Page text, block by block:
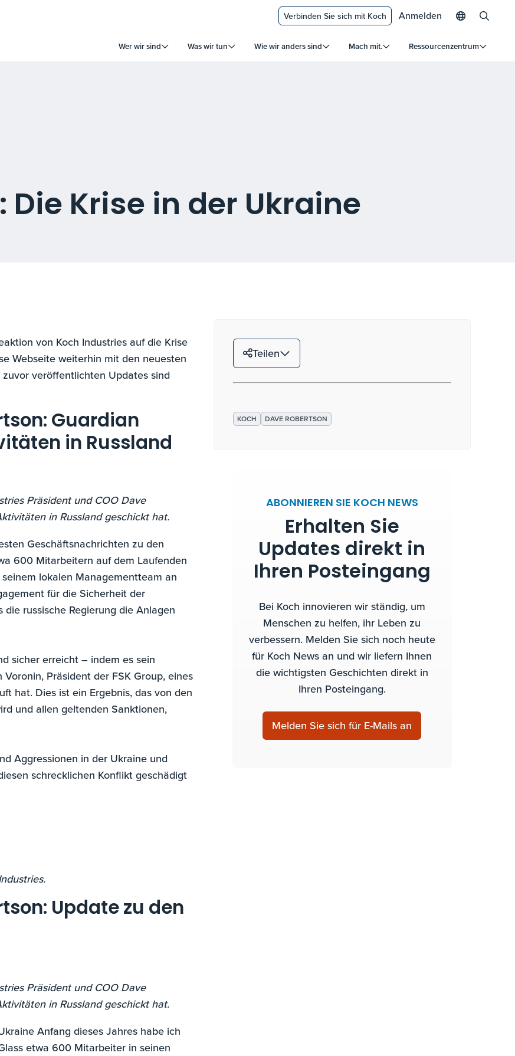
Wer wir sind Was wir tun Wie wir anders sind Mach mit. Ressourcenzentrum
Verbinden Sie sich mit Koch Anmelden
Krise in der Ukraine
von Koch Industries auf die Krise
Webseite weiterhin mit den neuesten
veröffentlichten Updates sind
Guardian
in Russland
Präsident und COO Dave
in Russland geschickt hat.
Geschäftsnachrichten zu den
600 Mitarbeitern auf dem Laufenden
lokalen Managementteam an
für die Sicherheit der
russische Regierung die Anlagen
sicher erreicht – indem es sein
Präsident der FSK Group, eines
hat. Dies ist ein Ergebnis, das von den
und allen geltenden Sanktionen,
Aggressionen in der Ukraine und
schrecklichen Konflikt geschädigt
Update zu den
Präsident und COO Dave
in Russland geschickt hat.
Anfang dieses Jahres habe ich
etwa 600 Mitarbeiter in seinen
Teilen
KOCH DAVE ROBERTSON
ABONNIEREN SIE KOCH NEWS
Erhalten Sie
Updates direkt in
Ihren Posteingang
Bei Koch innovieren wir ständig, um
Menschen zu helfen, ihr Leben zu
verbessern. Melden Sie sich noch heute
für Koch News an und wir liefern Ihnen
die wichtigsten Geschichten direkt in
Ihren Posteingang.
Melden Sie sich für E-Mails an